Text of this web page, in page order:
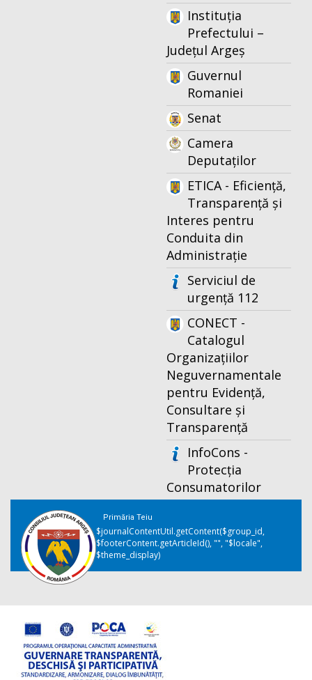
Instituția
Prefectului –
Județul Argeș
Guvernul
Romaniei
Senat
Camera
Deputaților
ETICA - Eficiență,
Transparență și
Interes pentru
Conduita din
Administrație
Serviciul de
urgență 112
CONECT -
Catalogul
Organizațiilor
Neguvernamentale
pentru Evidență,
Consultare și
Transparență
InfoCons -
Protecția
Consumatorilor
Primăria Teiu
$journalContentUtil.getContent($group_id,
$footerContent.getArticleId(), "", "$locale",
$theme_display)